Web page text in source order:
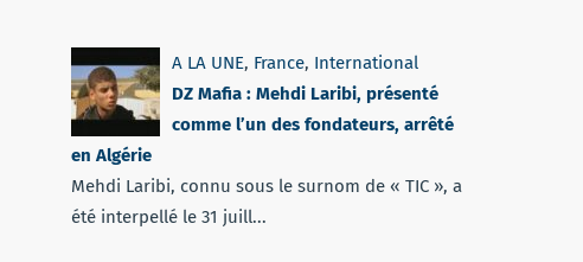
A LA UNE, France, International
DZ Mafia : Mehdi Laribi, présenté
comme l’un des fondateurs, arrêté
en Algérie
Mehdi Laribi, connu sous le surnom de « TIC », a
été interpellé le 31 juill...